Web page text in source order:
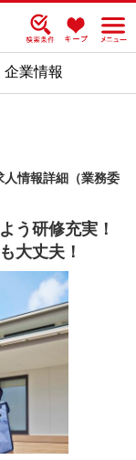
企業情報
情報詳細（業務委
う研修充実！
大丈夫！